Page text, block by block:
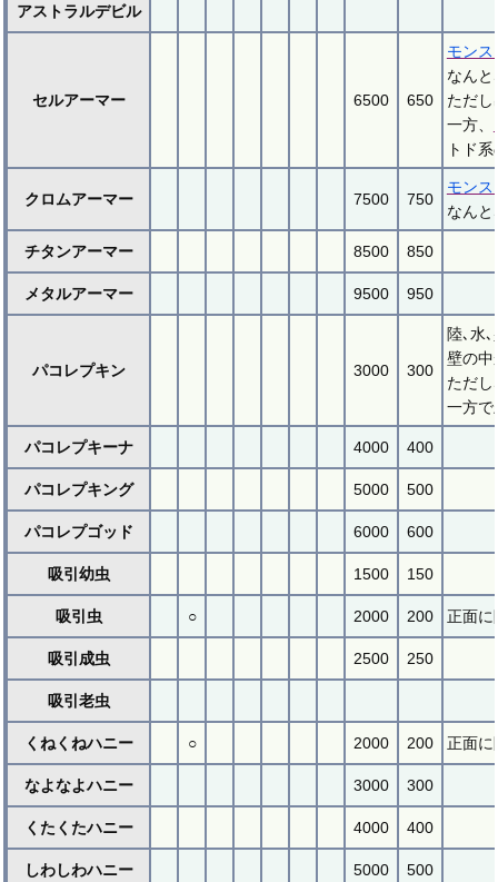
アストラルデビル
セルアーマー 6500 650
モンス
なんと
ただ
一方、
トド
クロムアーマー 7500 750
モンス
なんと
チタンアーマー 8500 850
メタルアーマー 9500 950
パコレプキン 3000 300
陸､水
壁の中
ただし
一方で
パコレプキーナ 4000 400
パコレプキング 5000 500
パコレプゴッド 6000 600
吸引幼虫 1500 150
吸引虫 ○ 2000 200 正面に
吸引成虫 2500 250
吸引老虫
くねくねハニー ○ 2000 200 正面に
なよなよハニー 3000 300
くたくたハニー 4000 400
しわしわハニー 5000 500